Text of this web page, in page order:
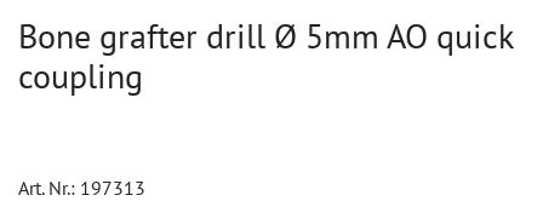
Bone grafter drill Ø 5mm AO quick
coupling
Art. Nr.: 197313